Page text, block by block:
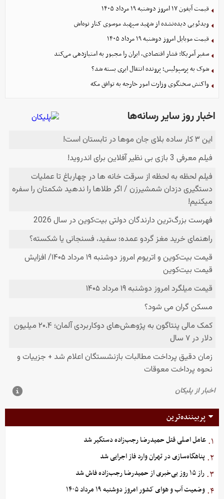
قیمت آیفون ۱۷ امروز دوشنبه ۱۹ مرداد ۱۴۰۵
ویدئویی دیده‌نشده از شهید سپهبد موسوی کنار نوه‌اش
قیمت موبایل‌ امروز دوشنبه ۱۹ مرداد ۱۴۰۵
سفیر آمریکا: فشار اقتصادی، ایران را مجبور به امتیازدهی می‌کند
شوک به پرسپولیس؛ پرونده انتقال ایری بسته شد؟
واکنش سخنگوی وزارت امور خارجه به توافق مکه
پربیننده‌ترین
۱. عامل اصلی قتل حمیدرضا رجب‌زاده دستگیر شد
۲. پناهگاه‌سازی در تهران وارد فاز اجرایی شد
۳. راز ۱۵ روز بی‌خبری از حمیدرضا رجب‌زاده فاش شد
۴. وضعیت آب و هوای کشور امروز دوشنبه ۱۹ مرداد ۱۴۰۵